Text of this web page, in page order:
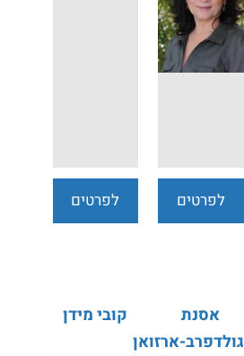
לפרטים
לפרטים
אסנת
גולדפרב-ארזואן
קובי מידן